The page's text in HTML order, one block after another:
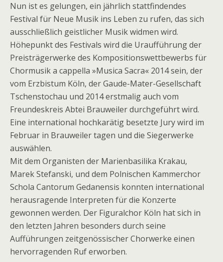
Nun ist es gelungen, ein jährlich stattfindendes
Festival für Neue Musik ins Leben zu rufen, das sich
ausschließlich geistlicher Musik widmen wird.
Höhepunkt des Festivals wird die Uraufführung der
Preisträgerwerke des Kompositionswettbewerbs für
Chormusik a cappella »Musica Sacra« 2014 sein, der
vom Erzbistum Köln, der Gaude-Mater-Gesellschaft
Tschenstochau und 2014 erstmalig auch vom
Freundeskreis Abtei Brauweiler durchgeführt wird.
Eine international hochkarätig besetzte Jury wird im
Februar in Brauweiler tagen und die Siegerwerke
auswählen.
Mit dem Organisten der Marienbasilika Krakau,
Marek Stefanski, und dem Polnischen Kammerchor
Schola Cantorum Gedanensis konnten international
herausragende Interpreten für die Konzerte
gewonnen werden. Der Figuralchor Köln hat sich in
den letzten Jahren besonders durch seine
Aufführungen zeitgenössischer Chorwerke einen
hervorragenden Ruf erworben.